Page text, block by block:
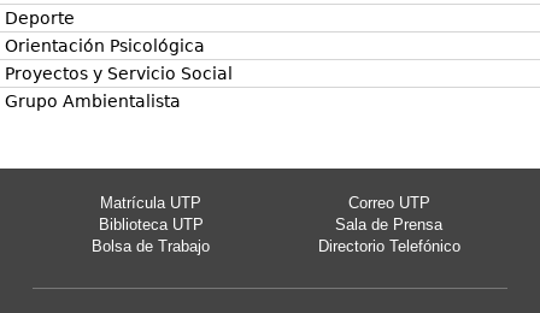
Deporte
Orientación Psicológica
Proyectos y Servicio Social
Grupo Ambientalista
Matrícula UTP
Correo UTP
Biblioteca UTP
Sala de Prensa
Bolsa de Trabajo
Directorio Telefónico